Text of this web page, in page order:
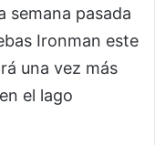
semana pasada
Ironman este
una vez más
el lago